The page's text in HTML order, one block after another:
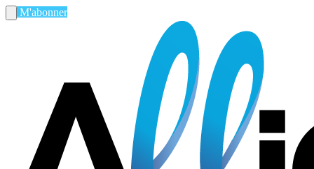
M'abonner